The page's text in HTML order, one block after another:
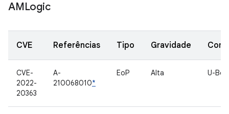
AMLogic
CVE Referências Tipo Gravidade
CVE-
2022-
20363
A-
210068010*
EoP Alta U-